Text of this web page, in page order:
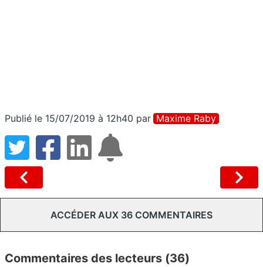
Publié le 15/07/2019 à 12h40 par Maxime Raby
ACCÉDER AUX 36 COMMENTAIRES
Commentaires des lecteurs (36)